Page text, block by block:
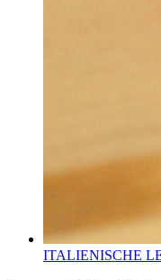
ITALIENISCHE